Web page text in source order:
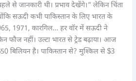
से जानकारी थी। प्रभाव देखेंगे।” लेकिन चिंता
सऊदी कभी पाकिस्तान के लिए भारत के
1971, कारगिल… हर वॉर में सऊदी ने
फौज नहीं। उल्टा भारत से ट्रेड बढ़ाया। आज
बिलियन है। पाकिस्तान से? मुश्किल से $3